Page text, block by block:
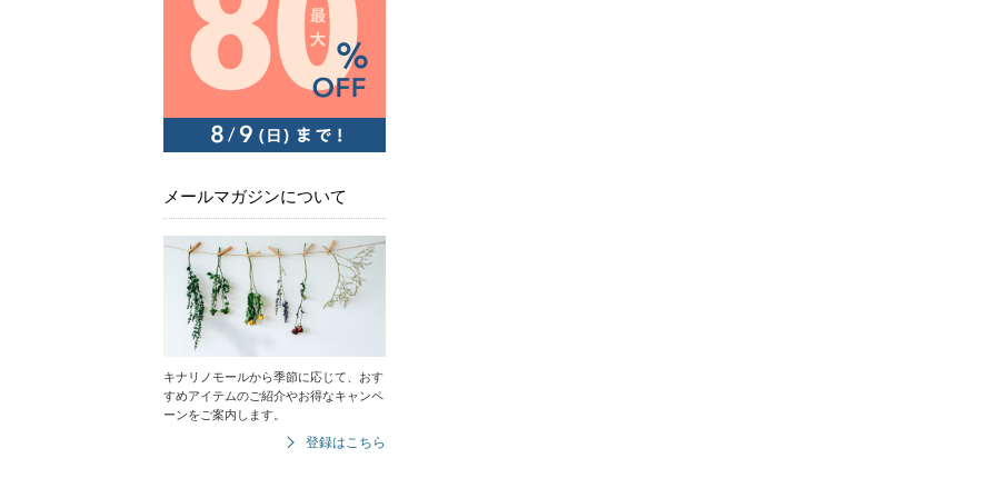
メールマガジンについて
キナリノモールから季節に応じて、おす
すめアイテムのご紹介やお得なキャンペ
ーンをご案内します。
登録はこちら